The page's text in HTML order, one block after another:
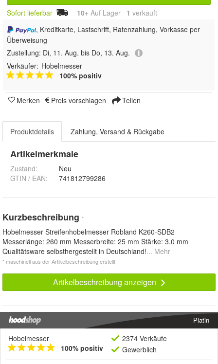
Sofort lieferbar 10+ Auf Lager 1 verkauft
, Kreditkarte, Lastschrift, Ratenzahlung, Vorkasse per
Überweisung
Zustellung: Di, 11. Aug. bis Do, 13. Aug.
Verkäufer: Hobelmesser
100% positiv
Merken Preis vorschlagen Teilen
Produktdetails Zahlung, Versand & Rückgabe
Artikelmerkmale
Zustand:
Neu
GTIN / EAN:
741812799286
Kurzbeschreibung *
Hobelmesser Streifenhobelmesser Robland K260-SDB2
Messerlänge: 260 mm Messerbreite: 25 mm Stärke: 3,0 mm
Qualitätsware selbsthergestellt in Deutschland!... Mehr
* maschinell aus der Artikelbeschreibung erstellt
Artikelbeschreibung anzeigen
Platin
Hobelmesser
100% positiv
2374 Verkäufe
Gewerblich